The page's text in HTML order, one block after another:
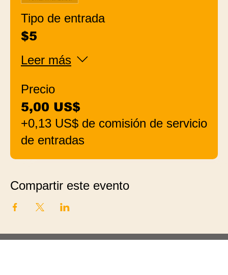
Tipo de entrada
$5
Leer más
Precio
5,00 US$
+0,13 US$ de comisión de servicio
de entradas
Compartir este evento